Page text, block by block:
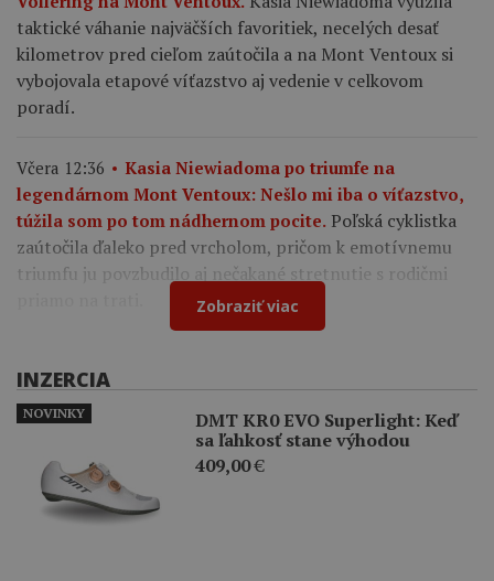
taktické váhanie najväčších favoritiek, necelých desať
kilometrov pred cieľom zaútočila a na Mont Ventoux si
vybojovala etapové víťazstvo aj vedenie v celkovom
poradí.
Včera 12:36
Kasia Niewiadoma po triumfe na
legendárnom Mont Ventoux: Nešlo mi iba o víťazstvo,
túžila som po tom nádhernom pocite. Poľská cyklistka
zaútočila ďaleko pred vrcholom, pričom k emotívnemu
triumfu ju povzbudilo aj nečakané stretnutie s rodičmi
Zobraziť viac
INZERCIA
DMT KR0 EVO Superlight: Keď
sa ľahkosť stane výhodou
409,00€
NOVINKY